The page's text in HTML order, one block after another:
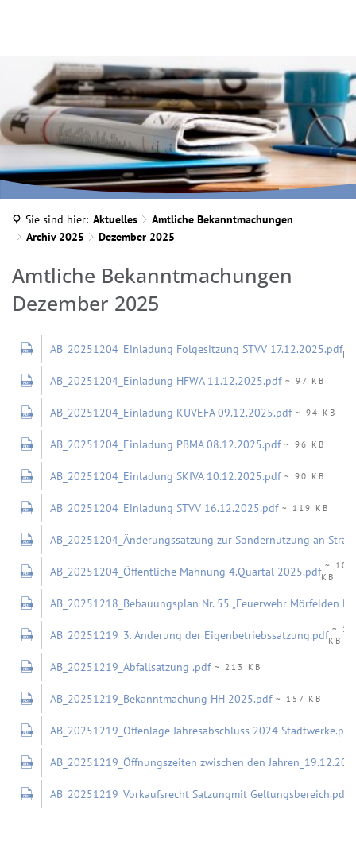
INA MARTELLA, © IM
Sie sind hier: Aktuelles
Amtliche Bekanntmachungen
Archiv 2025
Dezember 2025
Dezember
2025
Amtliche Bekanntmachungen
Dezember 2025
AB_20251204_Einladung Folgesitzung STVV 17.12.2025.pdf~
KB
AB_20251204_Einladung HFWA 11.12.2025.pdf~ 97 KB
AB_20251204_Einladung KUVEFA 09.12.2025.pdf~ 94 KB
AB_20251204_Einladung PBMA 08.12.2025.pdf~ 96 KB
AB_20251204_Einladung SKIVA 10.12.2025.pdf~ 90 KB
AB_20251204_Einladung STVV 16.12.2025.pdf~ 119 KB
AB_20251204_Änderungssatzung zur Sondernutzung an
AB_20251204_Öffentliche Mahnung 4.Quartal 2025.pdf~ 105
KB
AB_20251218_Bebauungsplan Nr. 55 „Feuerwehr Mörfelden
AB_20251219_3. Änderung der Eigenbetriebssatzung.pdf~
KB
AB_20251219_Abfallsatzung .pdf~ 213 KB
AB_20251219_Bekanntmachung HH 2025.pdf~ 157 KB
AB_20251219_Offenlage Jahresabschluss 2024 Stadtwerke.pdf
AB_20251219_Öffnungszeiten zwischen den
AB_20251219_Vorkaufsrecht Satzungmit Geltungsbereich.pdf